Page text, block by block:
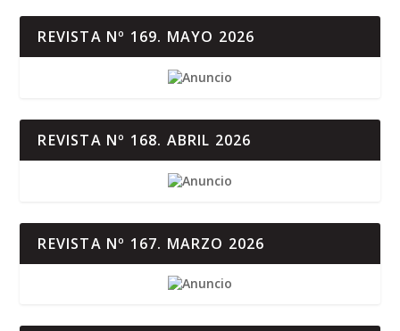
REVISTA Nº 169. MAYO 2026
REVISTA Nº 168. ABRIL 2026
REVISTA Nº 167. MARZO 2026